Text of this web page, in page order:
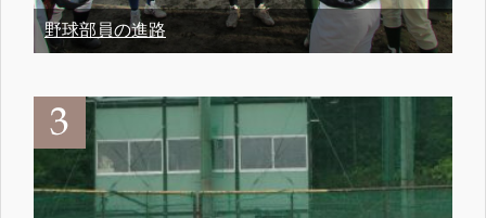
野球部員の進路